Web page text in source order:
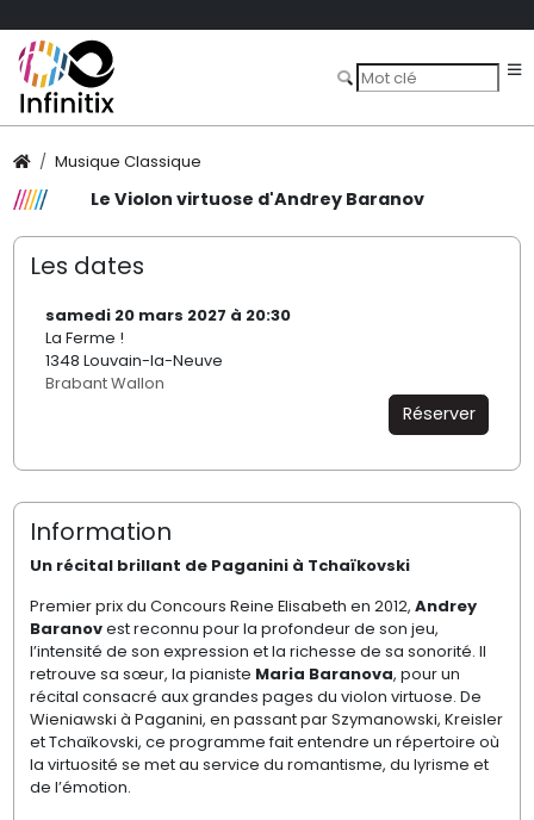
Musique Classique
Le Violon virtuose d'Andrey Baranov
Les dates
samedi 20 mars 2027 à 20:30
La Ferme !
1348 Louvain-la-Neuve
Brabant Wallon
Réserver
Information
Un récital brillant de Paganini à Tchaïkovski
Premier prix du Concours Reine Elisabeth en 2012, Andrey
Baranovest reconnu pour la profondeur de son jeu,
l’intensité de son expression et la richesse de sa sonorité. Il
retrouve sa sœur, la pianiste Maria Baranova, pour un
récital consacré aux grandes pages du violon virtuose. De
Wieniawski à Paganini, en passant par Szymanowski, Kreisler
et Tchaïkovski, ce programme fait entendre un répertoire où
la virtuosité se met au service du romantisme, du lyrisme et
de l’émotion.